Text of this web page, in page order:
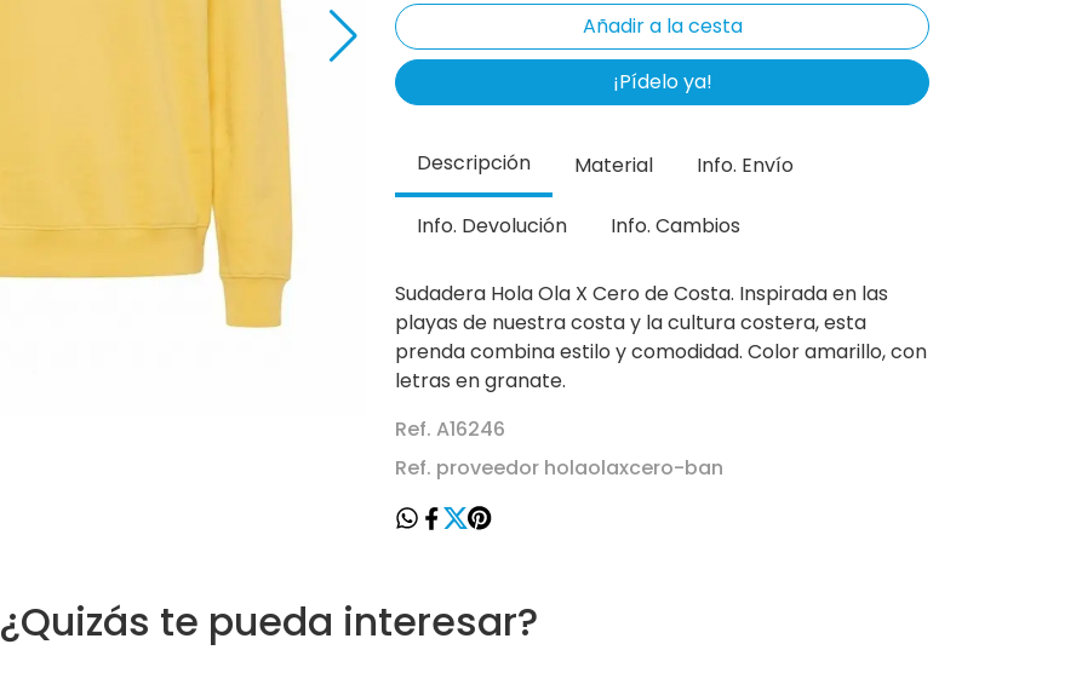
¡Pídelo ya!
Descripción Material Info. Envío
Info. Devolución Info. Cambios
Sudadera Hola Ola X Cero de Costa. Inspirada en las
playas de nuestra costa y la cultura costera, esta
prenda combina estilo y comodidad. Color amarillo, con
letras en granate.
Ref. A16246
Ref. proveedor holaolaxcero-ban
¿Quizás te pueda interesar?